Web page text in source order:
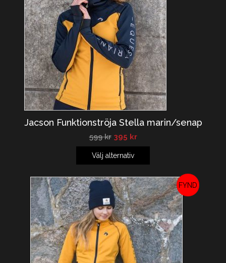
Jacson Funktionströja Stella marin/senap
599kr 395 kr
Välj alternativ
REA!